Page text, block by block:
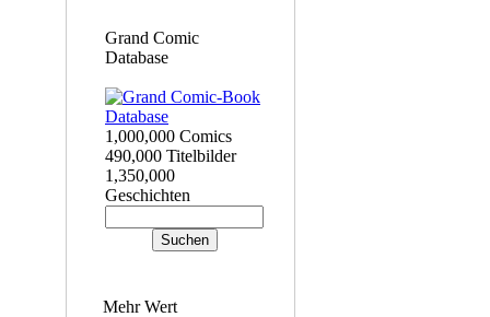
Grand Comic
Database
1,000,000 Comics
490,000 Titelbilder
1,350,000
Geschichten
Mehr Wert